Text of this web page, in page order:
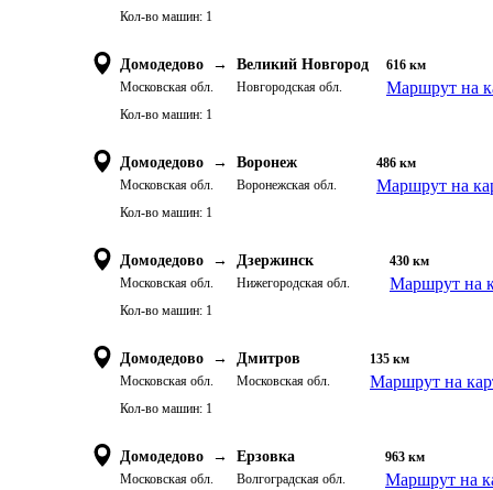
Кол-во машин: 1
Домодедово →
Московская обл.
Великий Новгород
Новгородская обл.
616 км
Маршрут на
Кол-во машин: 1
Домодедово →
Московская обл.
Воронеж
Воронежская обл.
486 км
Маршрут на
Кол-во машин: 1
Домодедово →
Московская обл.
Дзержинск
Нижегородская обл.
430 км
Маршрут на
Кол-во машин: 1
Домодедово →
Московская обл.
Дмитров
Московская обл.
135 км
Маршрут на
Кол-во машин: 1
Домодедово →
Московская обл.
Ерзовка
Волгоградская обл.
963 км
Маршрут на